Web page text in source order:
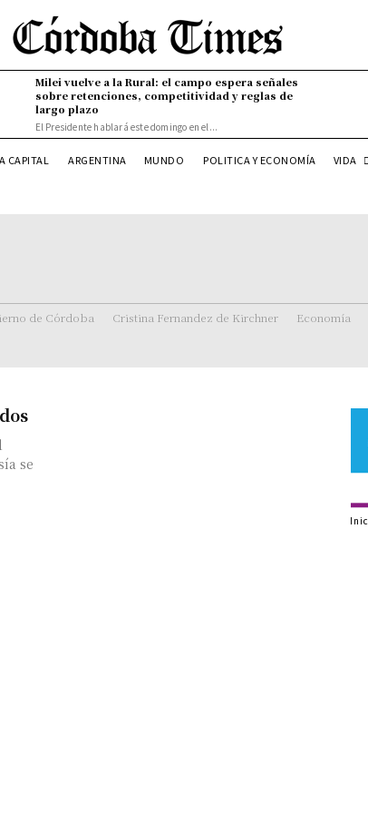
Milei vuelve a la Rural: el campo espera señales
sobre retenciones, competitividad y reglas de
largo plazo
El Presidente hablará este domingo en el...
CAPITAL ARGENTINA MUNDO POLITICA Y ECONOMÍA VIDA
de Córdoba Cristina Fernandez de Kirchner Economía
se